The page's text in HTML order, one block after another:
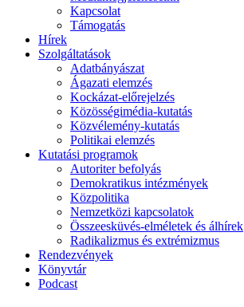
Kapcsolat
Támogatás
Hírek
Szolgáltatások
Adatbányászat
Ágazati elemzés
Kockázat-előrejelzés
Közösségimédia-kutatás
Közvélemény-kutatás
Politikai elemzés
Kutatási programok
Autoriter befolyás
Demokratikus intézmények
Közpolitika
Nemzetközi kapcsolatok
Összeesküvés-elméletek és álhírek
Radikalizmus és extrémizmus
Rendezvények
Könyvtár
Podcast